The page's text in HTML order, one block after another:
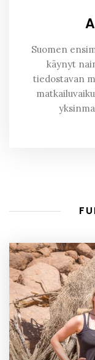
Suomen
käynyt
tiedostavan